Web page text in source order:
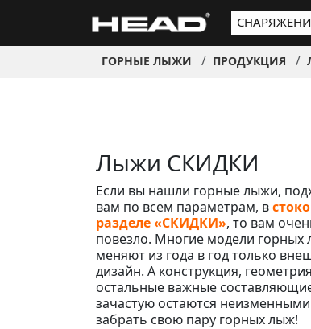
ГОРНЫЕ ЛЫЖИ ПРОДУКЦИЯ
Лыжи СКИДКИ
Если вы нашли горные лыжи,
вам по всем параметрам, в
разделе «СКИДКИ», то вам
повезло. Многие модели горных
меняют из года в год только
дизайн. А конструкция,
остальные важные
зачастую остаются
забрать свою пару горных лыж!